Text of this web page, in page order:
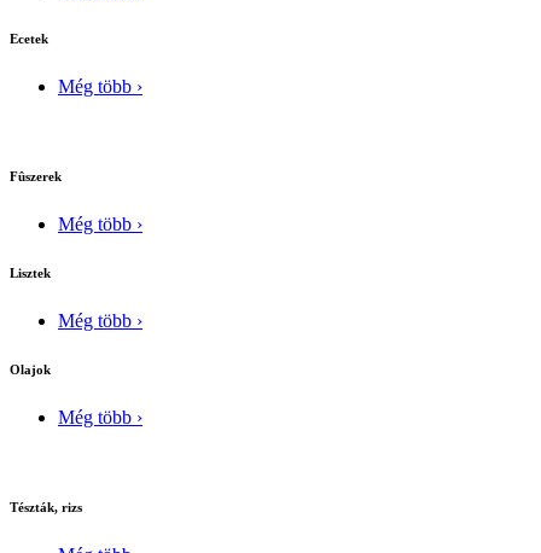
Ecetek
Még több ›
Fûszerek
Még több ›
Lisztek
Még több ›
Olajok
Még több ›
Tészták, rizs